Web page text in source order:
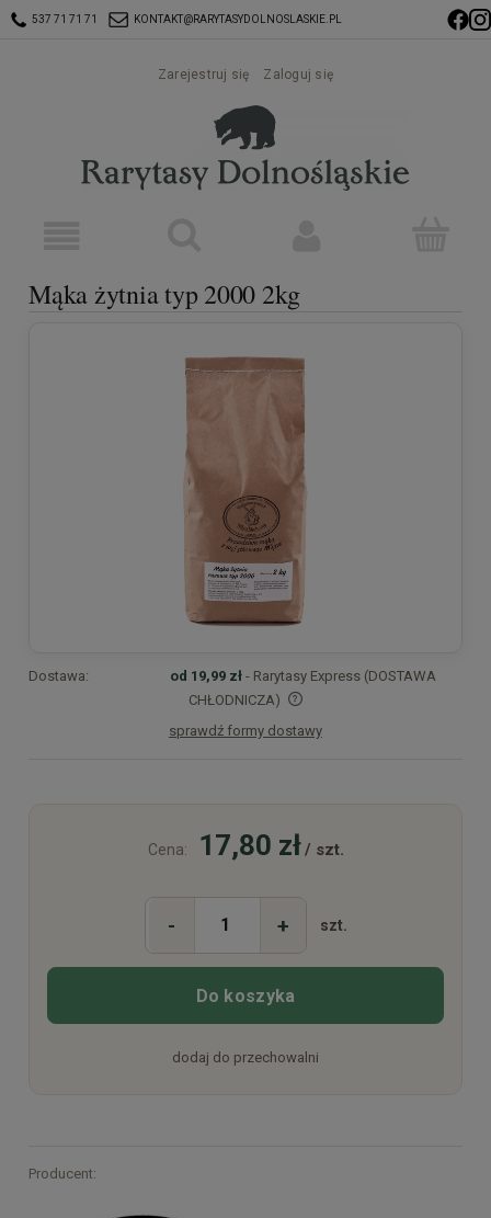
537 71 71 71 KONTAKT@RARYTASYDOLNOSLASKIE.PL
Zarejestruj się Zaloguj się
Mąka żytnia typ 2000 2kg
Dostawa: od 19,99 zł - Rarytasy Express (DOSTAWA
CHŁODNICZA)
Cena nie zawiera ewentualnych kosztów płatności
sprawdź formy dostawy
Cena: 17,80 zł/ szt.
- + szt.
Do koszyka
dodaj do przechowalni
Producent: